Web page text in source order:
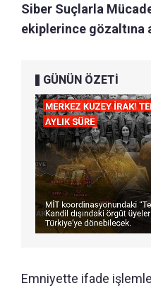
Siber Suçlarla
ekiplerince gözaltına
GÜNÜN ÖZETİ
Emniyette ifade